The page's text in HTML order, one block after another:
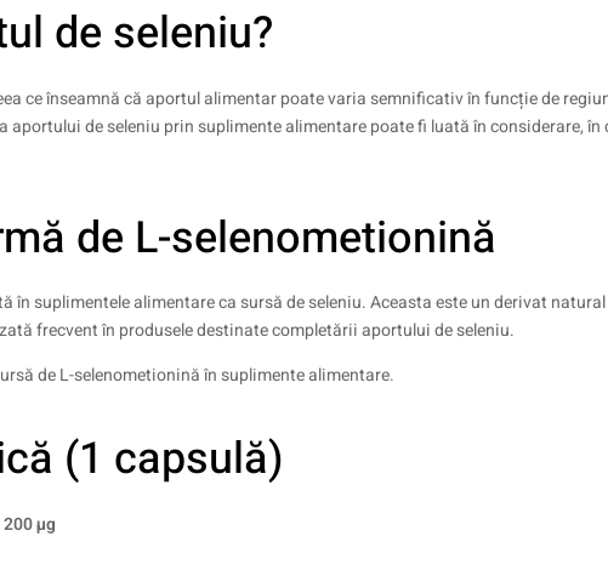
de seleniu?
ce înseamnă că aportul alimentar poate varia semnificativ în funcție de
de seleniu prin suplimente alimentare poate fi luată în considerare, în
de L-selenometionină
suplimentele alimentare ca sursă de seleniu. Aceasta este un derivat
frecvent în produsele destinate completării aportului de seleniu.
de L-selenometionină în suplimente alimentare.
(1 capsulă)
200 µg